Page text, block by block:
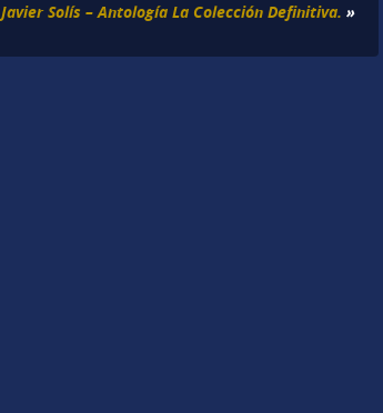
Javier Solís – Antología La Colección Definitiva. »